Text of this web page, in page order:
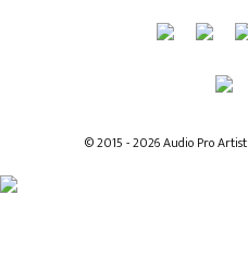
© 2015 - 2026 Audio Pro Artist